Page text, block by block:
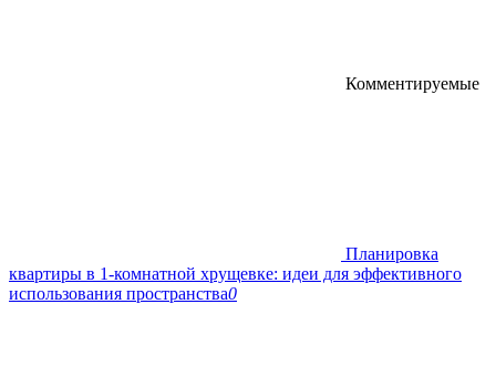
Комментируемые
Планировка
квартиры в 1-комнатной хрущевке: идеи для эффективного
использования пространства0